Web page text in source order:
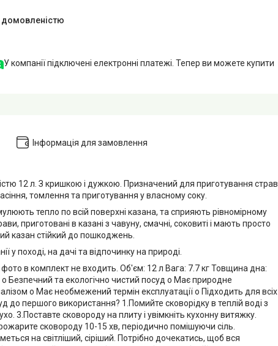
домовленістю
У компанії підключені електронні платежі. Тепер ви можете купити
Інформація для замовлення
12 л. З кришкою і дужкою. Призначений для приготування страв
томлення та приготування у власному соку.
тепло по всій поверхні казана, та сприяють рівномірному
приготовані в казані з чавуну, смачні, соковиті і мають просто
казан стійкий до пошкоджень.
у поході, на дачі та відпочинку на природі.
в комплект не входить. Об'єм: 12 л Вага: 7.7 кг Товщина дна:
Безпечний та екологічно чистий посуд o Має природне
o Має необмежений термін експлуатації o Підходить для всіх
до першого використання? 1.Помийте сковорідку в теплій воді з
3.Поставте сковороду на плиту і увімкніть кухонну витяжку.
сковороду 10-15 хв, періодично помішуючи сіль.
на світліший, сіріший. Потрібно дочекатись, щоб вся